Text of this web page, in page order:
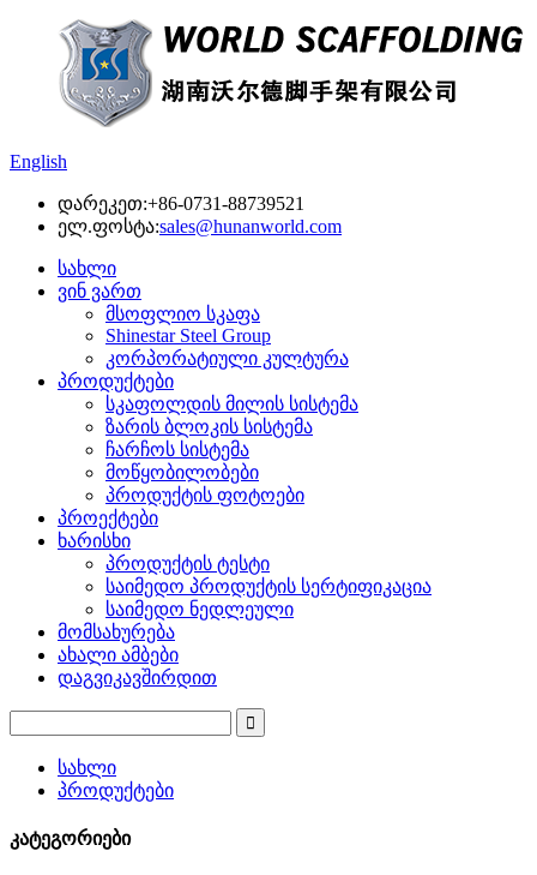
English
დარეკეთ:+86-0731-88739521
ელ.ფოსტა:sales@hunanworld.com
სახლი
ვინ ვართ
მსოფლიო სკაფა
Shinestar Steel Group
კორპორატიული კულტურა
პროდუქტები
სკაფოლდის მილის სისტემა
ზარის ბლოკის სისტემა
ჩარჩოს სისტემა
მოწყობილობები
პროდუქტის ფოტოები
პროექტები
ხარისხი
პროდუქტის ტესტი
საიმედო პროდუქტის სერტიფიკაცია
საიმედო ნედლეული
მომსახურება
ახალი ამბები
დაგვიკავშირდით
სახლი
პროდუქტები
კატეგორიები